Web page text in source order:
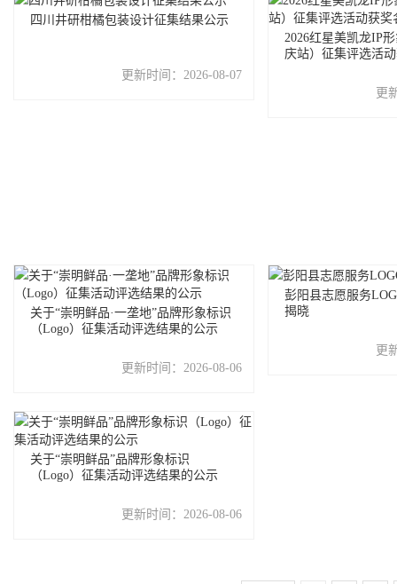
四川井研柑橘包装设计征集结果公示
更新时间： 2026-08-07
2026红星美凯龙IP
庆站）征集评选活
更
关于“崇明鲜品·一垄地”品牌形象标识
（Logo）征集活动评选结果的公示
更新时间： 2026-08-06
彭阳县志愿服务
揭晓
更
关于“崇明鲜品”品牌形象标识
（Logo）征集活动评选结果的公示
更新时间： 2026-08-06